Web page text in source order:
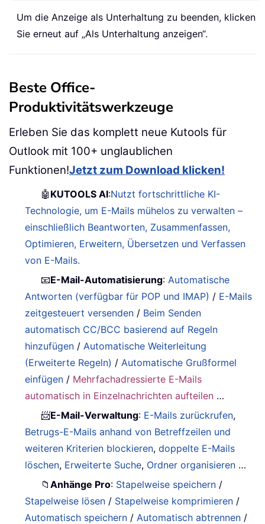
Um die Anzeige als Unterhaltung zu beenden, klicken
Sie erneut auf „Als Unterhaltung anzeigen“.
Beste Office-
Produktivitätswerkzeuge
Erleben Sie das komplett neue Kutools für
Outlook mit 100+ unglaublichen
Funktionen!Jetzt zum Download klicken!
🤖 KUTOOLS AI:Nutzt fortschrittliche KI-
Technologie, um E-Mails mühelos zu verwalten –
einschließlich Beantworten, Zusammenfassen,
Optimieren, Erweitern, Übersetzen und Verfassen
von E-Mails.
📧E-Mail-Automatisierung: Automatische
Antworten (verfügbar für POP und IMAP) / E-Mails
zeitgesteuert versenden / Beim Senden
automatisch CC/BCC basierend auf Regeln
hinzufügen / Automatische Weiterleitung
(Erweiterte Regeln) / Automatische Grußformel
einfügen / Mehrfachadressierte E-Mails
automatisch in Einzelnachrichten aufteilen …
📨E-Mail-Verwaltung: E-Mails zurückrufen,
Betrugs-E-Mails anhand von Betreffzeilen und
weiteren Kriterien blockieren,doppelte E-Mails
löschen, Erweiterte Suche, Ordner organisieren …
📁Anhänge Pro: Stapelweise speichern /
Stapelweise lösen / Stapelweise komprimieren /
Automatisch speichern / Automatisch abtrennen /